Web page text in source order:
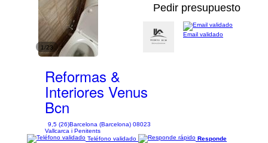
1/23
Pedir presupuesto
Reformas &
Interiores Venus
Bcn
9,5 (26)Barcelona (Barcelona) 08023
Vallcarca i Penitents
Email validado
Teléfono validado
Responde